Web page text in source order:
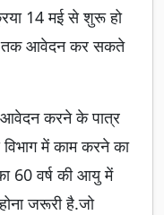
14 मई से शुरू हो
तक आवेदन कर सकते
आवेदन करने के पात्र
में काम करने का
60 वर्ष की आयु में
जरूरी है.जो